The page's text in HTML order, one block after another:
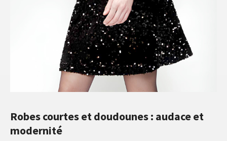
Robes courtes et doudounes : audace et
modernité